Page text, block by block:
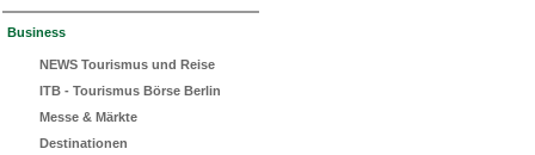
Business
NEWS Tourismus und Reise
ITB - Tourismus Börse Berlin
Messe & Märkte
Destinationen